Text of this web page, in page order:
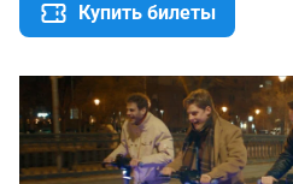
Купить билеты